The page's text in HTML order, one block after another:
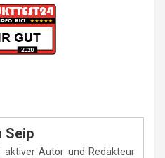
Seip
aktiver Autor und Redakteur